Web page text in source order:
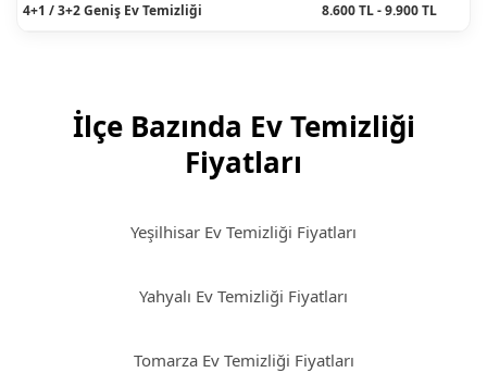
4+1 / 3+2 Geniş Ev Temizliği 8.600 TL - 9.900 TL
İlçe Bazında Ev Temizliği
Fiyatları
Yeşilhisar Ev Temizliği Fiyatları
Yahyalı Ev Temizliği Fiyatları
Tomarza Ev Temizliği Fiyatları